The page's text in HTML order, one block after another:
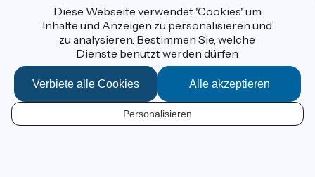
DE
Mehr erfahren
Gefördert im Rahmen von Destination France
Données personnelles
Espace Presse
Diese Webseite verwendet 'Cookies' um
Inhalte und Anzeigen zu personalisieren und
zu analysieren. Bestimmen Sie, welche
Dienste benutzt werden dürfen
Alle akzeptieren
Verbiete alle Cookies
Personalisieren